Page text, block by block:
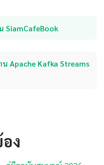
SiamCafeBook
Apache Kafka Streams
ง